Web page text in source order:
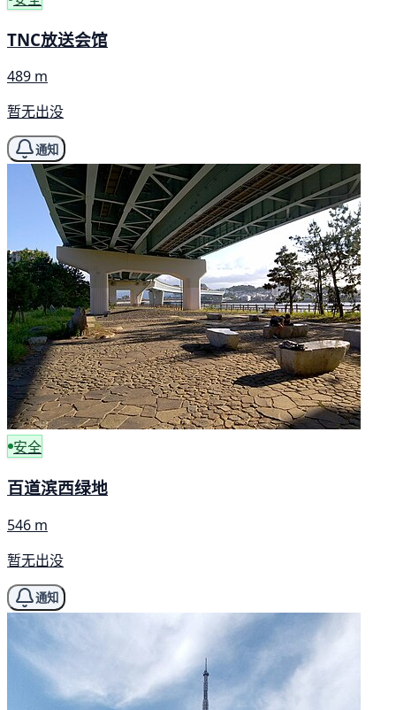
TNC放送会馆
489 m
暂无出没
通知
安全
百道滨西绿地
546 m
暂无出没
通知